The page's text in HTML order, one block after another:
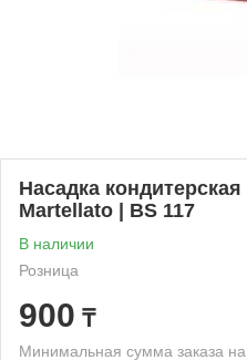
Насадка
Martellato | BS 117
В наличии
Розница
900 ₸
Минимальная сумма заказа